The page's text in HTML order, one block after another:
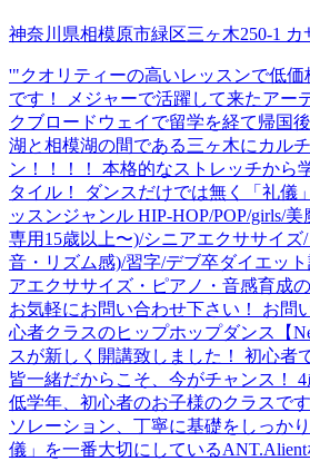
神奈川県相模原市緑区三ヶ木250-1 カ
'"クオリティーの高いレッスンで低
です！ メジャーで活躍して来たアー
クブロードウェイで留学を経て帰国
湖と相模湖の間である三ヶ木にカル
ン！！！！ 本格的なストレッチから
タイル！ ダンスだけでは無く「礼儀
ッスンジャンル HIP-HOP/POP/girls/
専用15歳以上〜)/シニアエクササイ
音・リズム感)/習字/デブ卒ダイエッ
アエクササイズ・ピアノ・音感育成
お気軽にお問い合わせ下さい！ お問
心者クラスのヒップホップダンス【
スが新しく開講致しました！ 初心者
皆一緒だからこそ、今がチャンス！
低学年、初心者のお子様のクラスで
ソレーション、丁寧に基礎をしっか
儀」を一番大切にしている